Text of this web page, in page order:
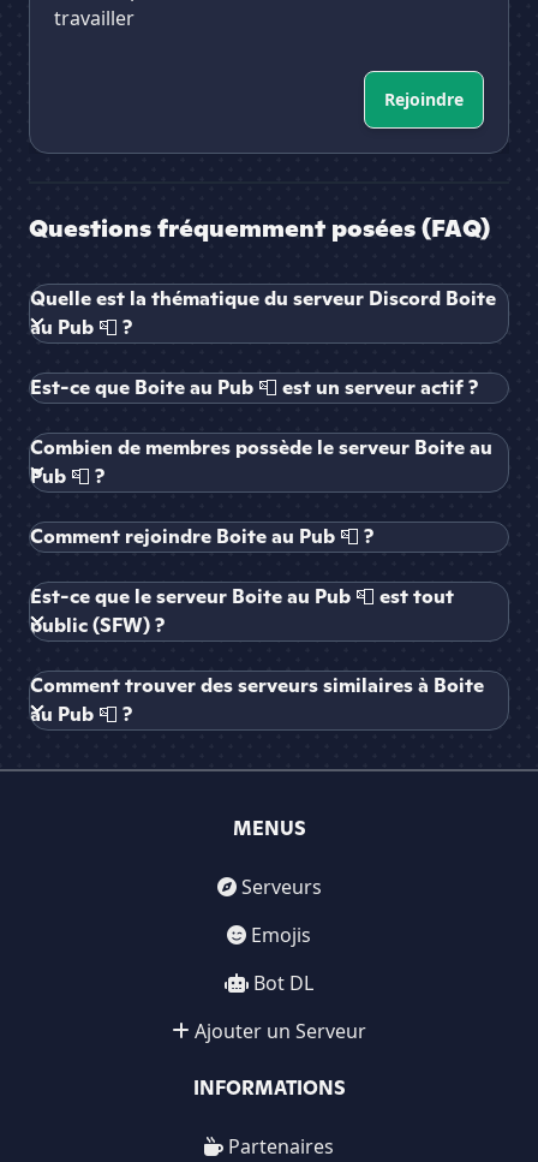
travailler
Rejoindre
Questions fréquemment posées (FAQ)
Quelle est la thématique du serveur Discord Boite
au Pub 📮 ?
Est-ce que Boite au Pub 📮 est un serveur actif ?
Combien de membres possède le serveur Boite au
Pub 📮 ?
Comment rejoindre Boite au Pub 📮 ?
Est-ce que le serveur Boite au Pub 📮 est tout
public (SFW) ?
Comment trouver des serveurs similaires à Boite
au Pub 📮 ?
MENUS
Serveurs
Emojis
Bot DL
Ajouter un Serveur
INFORMATIONS
Partenaires